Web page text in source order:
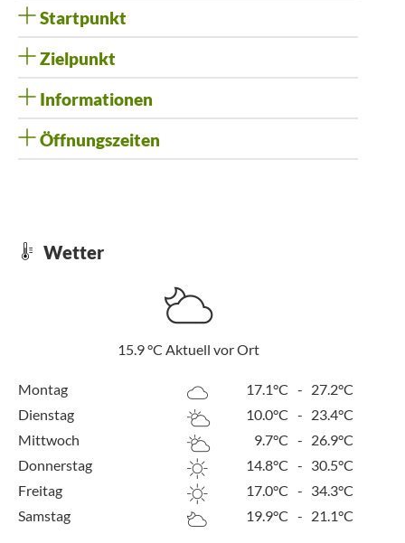
Startpunkt
Zielpunkt
Informationen
Öffnungszeiten
Wetter
15.9°C Aktuell vor Ort
Montag 17.1°C - 27.2°C
Dienstag
10.0°C - 23.4°C
Mittwoch
9.7°C - 26.9°C
Donnerstag
14.8°C - 30.5°C
Freitag
17.0°C - 34.3°C
Samstag
19.9°C - 21.1°C